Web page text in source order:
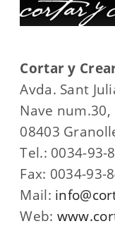
Cortar y
Avda. Sant
Nave num.30,
08403
Tel.: 0034-93-
Fax: 0034-93-
Mail:
Web: